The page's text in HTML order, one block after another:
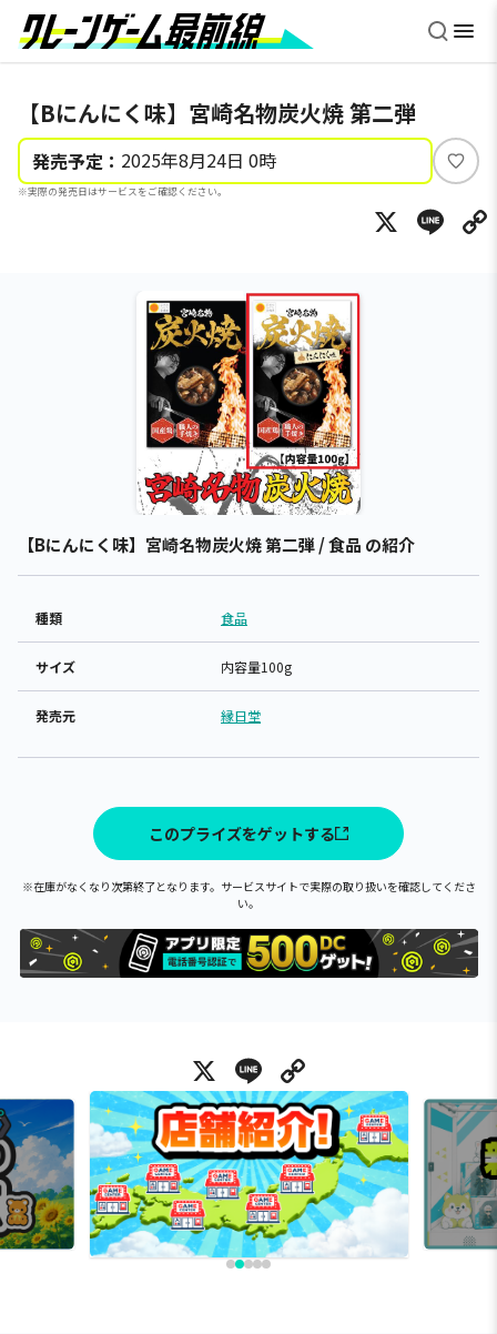
【Bにんにく味】宮崎名物炭火焼 第二弾
発売予定： 2025年8月24日 0時
※実際の発売日はサービスをご確認ください。
い
ね
X
【Bにんにく味】宮崎名物炭火焼 第二弾 / 食品 の紹介
種類 食品
サイズ 内容量100g
発売元 縁日堂
このプライズをゲットする
※在庫がなくなり次第終了となります。サービスサイトで実際の取り扱いを確認してくださ
い。
X Line